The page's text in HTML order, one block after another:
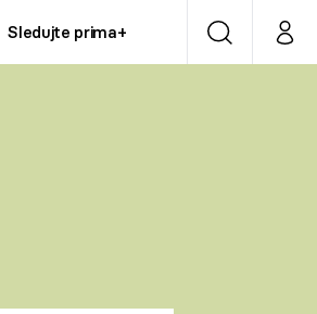
Sledujte prima+ VyhledáváníMůj